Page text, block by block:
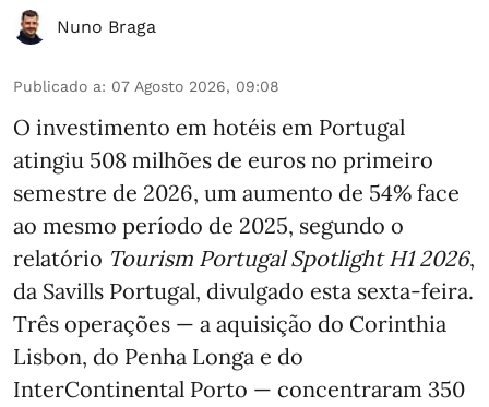
Nuno Braga
Publicado a: 07 Agosto 2026, 09:08
O investimento em hotéis em Portugal
atingiu 508 milhões de euros no primeiro
semestre de 2026, um aumento de 54% face
ao mesmo período de 2025, segundo o
relatório Tourism Portugal Spotlight H1 2026,
da Savills Portugal, divulgado esta sexta-feira.
Três operações — a aquisição do Corinthia
Lisbon, do Penha Longa e do
InterContinental Porto — concentraram 350